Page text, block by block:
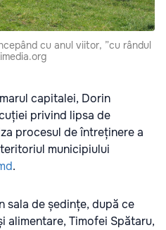
cu anul viitor, ”cu rândul
capitalei, Dorin
privind lipsa de
procesul de întreținere a
municipiului
.
sala de ședințe, după ce
alimentare, Timofei Spătaru,